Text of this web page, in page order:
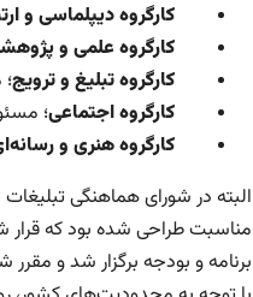
کارگروه دیپلماسی و
کارگروه علمی و
کارگروه تبلیغ و ترویج
کارگروه اجتماعی؛
کارگروه هنری و
البته در شورای هماهنگی
مناسبت طراحی شده بود که قرار
برنامه و بودجه برگزار شد و مقرر